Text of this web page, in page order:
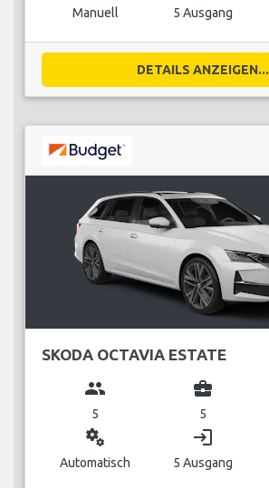
Manuell 5 Ausgang
DETAILS ANZEIGEN...
SKODA OCTAVIA ESTATE
group
5
business_center
5
miscellaneous_services
Automatisch
login
5 Ausgang